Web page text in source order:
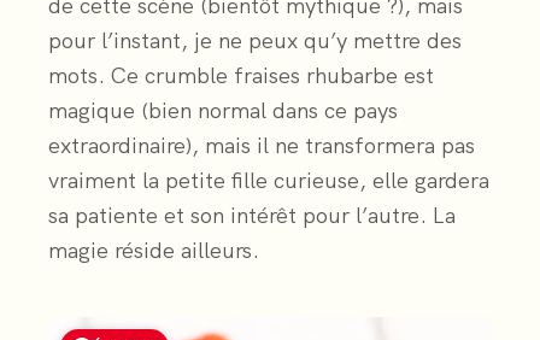
de cette scène (bientôt mythique ?), mais
pour l’instant, je ne peux qu’y mettre des
mots. Ce crumble fraises rhubarbe est
magique (bien normal dans ce pays
extraordinaire), mais il ne transformera pas
vraiment la petite fille curieuse, elle gardera
sa patiente et son intérêt pour l’autre. La
magie réside ailleurs.